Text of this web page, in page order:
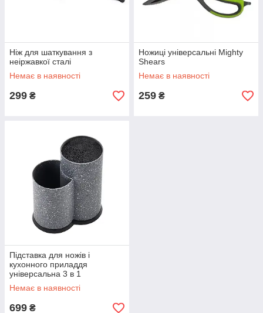
Ніж для шаткування з
неіржавкої сталі
Немає в наявності
299 ₴
Ножиці універсальні Mighty
Shears
Немає в наявності
259 ₴
Підставка для ножів і
кухонного приладдя
універсальна 3 в 1
Немає в наявності
699 ₴